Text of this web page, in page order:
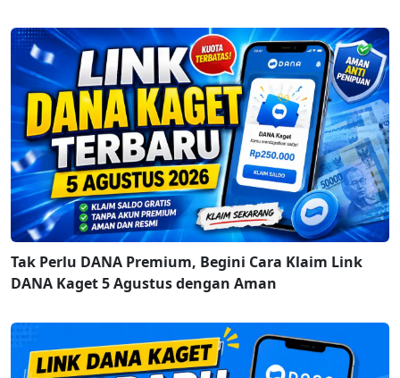
Tak Perlu DANA Premium, Begini Cara Klaim Link
DANA Kaget 5 Agustus dengan Aman